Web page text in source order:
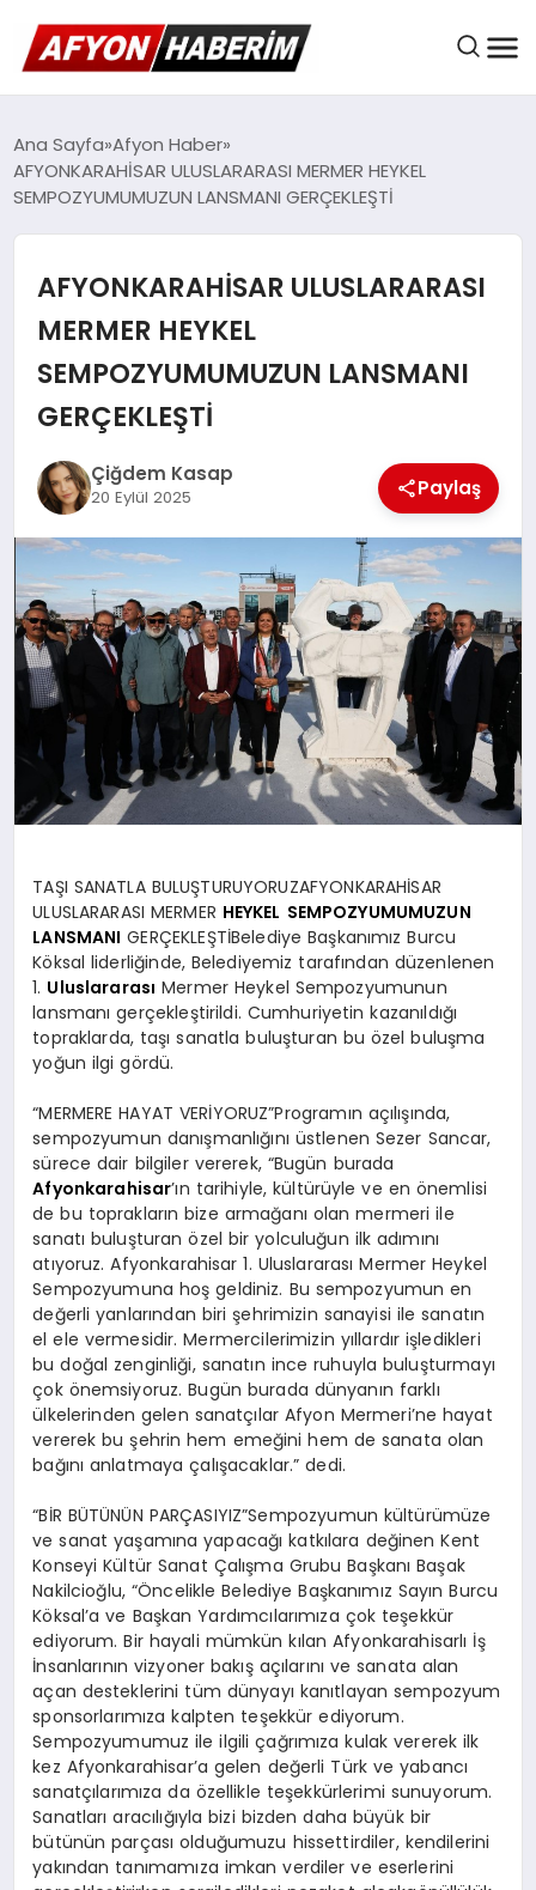
AFYON HABER
GÜNDEM
BELEDIYELER
EKONOMI
DÜNYA
SPOR
MAGAZIN
SAĞLIK
Ana Sayfa Afyon Haber
AFYONKARAHİSAR ULUSLARARASI MERMER HEYKEL
SEMPOZYUMUMUZUN LANSMANI GERÇEKLEŞTİ
AFYONKARAHİSAR ULUSLARARASI
MERMER HEYKEL
SEMPOZYUMUMUZUN LANSMANI
GERÇEKLEŞTİ
Çiğdem Kasap
20 Eylül 2025 Paylaş
TAŞI SANATLA BULUŞTURUYORUZAFYONKARAHİSAR
ULUSLARARASI MERMER HEYKEL SEMPOZYUMUMUZUN
LANSMANI GERÇEKLEŞTİBelediye Başkanımız Burcu
Köksal liderliğinde, Belediyemiz tarafından düzenlenen
1. Uluslararası Mermer Heykel Sempozyumunun
lansmanı gerçekleştirildi. Cumhuriyetin kazanıldığı
topraklarda, taşı sanatla buluşturan bu özel buluşma
yoğun ilgi gördü.
“MERMERE HAYAT VERİYORUZ”Programın açılışında,
sempozyumun danışmanlığını üstlenen Sezer Sancar,
sürece dair bilgiler vererek, “Bugün burada
Afyonkarahisar’ın tarihiyle, kültürüyle ve en önemlisi
de bu toprakların bize armağanı olan mermeri ile
sanatı buluşturan özel bir yolculuğun ilk adımını
atıyoruz. Afyonkarahisar 1. Uluslararası Mermer Heykel
Sempozyumuna hoş geldiniz. Bu sempozyumun en
değerli yanlarından biri şehrimizin sanayisi ile sanatın
el ele vermesidir. Mermercilerimizin yıllardır işledikleri
bu doğal zenginliği, sanatın ince ruhuyla buluşturmayı
çok önemsiyoruz. Bugün burada dünyanın farklı
ülkelerinden gelen sanatçılar Afyon Mermeri’ne hayat
vererek bu şehrin hem emeğini hem de sanata olan
bağını anlatmaya çalışacaklar.” dedi.
“BİR BÜTÜNÜN PARÇASIYIZ”Sempozyumun kültürümüze
ve sanat yaşamına yapacağı katkılara değinen Kent
Konseyi Kültür Sanat Çalışma Grubu Başkanı Başak
Nakilcioğlu, “Öncelikle Belediye Başkanımız Sayın Burcu
Köksal’a ve Başkan Yardımcılarımıza çok teşekkür
ediyorum. Bir hayali mümkün kılan Afyonkarahisarlı İş
İnsanlarının vizyoner bakış açılarını ve sanata alan
açan desteklerini tüm dünyayı kanıtlayan sempozyum
sponsorlarımıza kalpten teşekkür ediyorum.
Sempozyumumuz ile ilgili çağrımıza kulak vererek ilk
kez Afyonkarahisar’a gelen değerli Türk ve yabancı
sanatçılarımıza da özellikle teşekkürlerimi sunuyorum.
Sanatları aracılığıyla bizi bizden daha büyük bir
bütünün parçası olduğumuzu hissettirdiler, kendilerini
yakından tanımamıza imkan verdiler ve eserlerini